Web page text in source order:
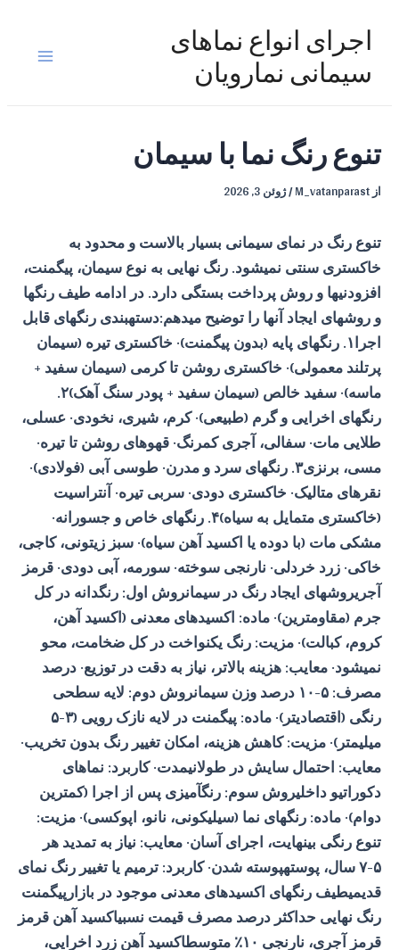
اجرای انواع نماهای
سیمانی نمارویان
Main
تنوع رنگ نما با سیمان
از M_vatanparast
/ژوئن 3, 2026
تنوع رنگ در نمای سیمانی بسیار بالاست و محدود به
خاکستری سنتی نمیشود. رنگ نهایی به نوع سیمان، پیگمنت،
افزودنیها و روش پرداخت بستگی دارد. در ادامه طیف رنگها
و روشهای ایجاد آنها را توضیح میدهم:دستهبندی رنگهای قابل
اجرا۱. رنگهای پایه (بدون پیگمنت)· خاکستری تیره (سیمان
پرتلند معمولی)· خاکستری روشن تا کرمی (سیمان سفید +
ماسه)· سفید خالص (سیمان سفید + پودر سنگ آهک)۲.
رنگهای اخرایی و گرم (طبیعی)· کرم، شیری، نخودی· عسلی،
طلایی مات· سفالی، آجری کمرنگ· قهوهای روشن تا تیره·
مسی، برنزی۳. رنگهای سرد و مدرن· طوسی آبی (فولادی)·
نقرهای متالیک· خاکستری دودی· سربی تیره· آنتراسیت
(خاکستری متمایل به سیاه)۴. رنگهای خاص و جسورانه·
مشکی مات (با دوده یا اکسید آهن سیاه)· سبز زیتونی، کاجی،
خاکی· زرد خردلی· نارنجی سوخته· سورمه، آبی دودی· قرمز
آجریروشهای ایجاد رنگ در سیمانروش اول: رنگدانه در کل
جرم (مقاومترین)· ماده: اکسیدهای معدنی (اکسید آهن،
کروم، کبالت)· مزیت: رنگ یکنواخت در کل ضخامت، محو
نمیشود· معایب: هزینه بالاتر، نیاز به دقت در توزیع· درصد
مصرف: ۵-۱۰ درصد وزن سیمانروش دوم: لایه سطحی
رنگی (اقتصادیتر)· ماده: پیگمنت در لایه نازک رویی (۳-۵
میلیمتر)· مزیت: کاهش هزینه، امکان تغییر رنگ بدون تخریب·
معایب: احتمال سایش در طولانیمدت· کاربرد: نماهای
دکوراتیو داخلیروش سوم: رنگآمیزی پس از اجرا (کمترین
دوام)· ماده: رنگهای نما (سیلیکونی، نانو، اپوکسی)· مزیت:
تنوع رنگی بینهایت، اجرای آسان· معایب: نیاز به تمدید هر
۵-۷ سال، پوستهپوسته شدن· کاربرد: ترمیم یا تغییر رنگ نمای
قدیمیطیف رنگهای اکسیدهای معدنی موجود در بازارپیگمنت
رنگ نهایی حداکثر درصد مصرف قیمت نسبیاکسید آهن قرمز
قرمز آجری، نارنجی ۱۰٪ متوسطاکسید آهن زرد اخرایی،